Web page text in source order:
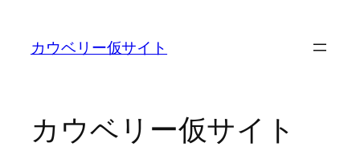
カウベリー仮サイト
カウベリー仮サイト